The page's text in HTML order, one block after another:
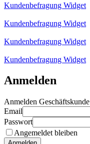
Kundenbefragung Widget
Kundenbefragung Widget
Kundenbefragung Widget
Kundenbefragung Widget
Anmelden
Anmelden Geschäftskunde
Email
Passwort
Angemeldet bleiben